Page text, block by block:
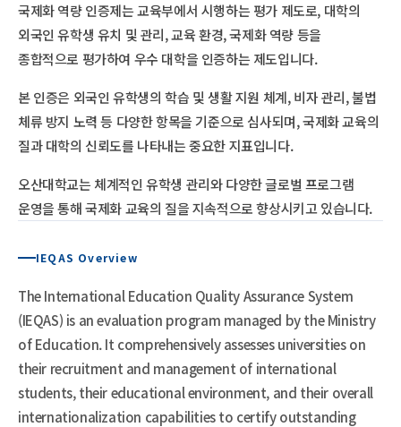
국제화 역량 인증제는 교육부에서 시행하는 평가 제도로, 대학의
외국인 유학생 유치 및 관리, 교육 환경, 국제화 역량 등을
종합적으로 평가하여 우수 대학을 인증하는 제도입니다.
본 인증은 외국인 유학생의 학습 및 생활 지원 체계, 비자 관리, 불법
체류 방지 노력 등 다양한 항목을 기준으로 심사되며, 국제화 교육의
질과 대학의 신뢰도를 나타내는 중요한 지표입니다.
오산대학교는 체계적인 유학생 관리와 다양한 글로벌 프로그램
운영을 통해 국제화 교육의 질을 지속적으로 향상시키고 있습니다.
IEQAS Overview
The International Education Quality Assurance System
(IEQAS) is an evaluation program managed by the Ministry
of Education. It comprehensively assesses universities on
their recruitment and management of international
students, their educational environment, and their overall
internationalization capabilities to certify outstanding